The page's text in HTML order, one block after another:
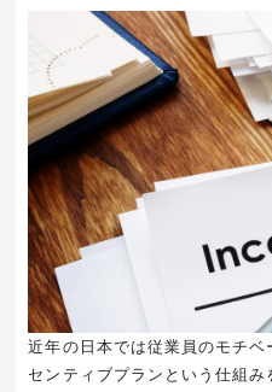
近年の日本では従業員のモチ
センティブプランという仕組